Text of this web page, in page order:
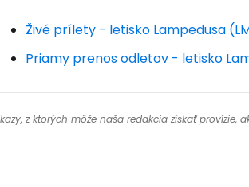
Živé prílety - letisko Lampedusa
Priamy prenos odletov - letisko
z ktorých môže naša redakcia získať provízie,